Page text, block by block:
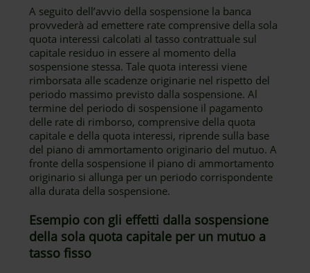
A seguito dell’avvio della sospensione la banca
provvederà ad emettere rate comprensive della sola
quota interessi calcolati al tasso contrattuale sul
capitale residuo in essere al momento della
sospensione stessa. Tale quota interessi viene
rimborsata alle scadenze originarie nel rispetto del
periodo massimo previsto dalla sospensione. Al
termine del periodo di sospensione il pagamento
delle rate di rimborso, comprensive della quota
capitale e della quota interessi, riprende sulla base
del piano di ammortamento originario del mutuo. A
fronte della sospensione il piano di ammortamento
originario si allunga per un periodo corrispondente
alla durata della sospensione.
Esempio con gli effetti dalla sospensione
della sola quota capitale per un mutuo a
tasso fisso